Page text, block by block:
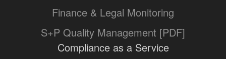
Finance & Legal Monitoring
S+P Quality Management [PDF]
Compliance as a Service